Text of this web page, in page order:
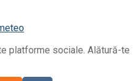
platforme sociale. Alătură-te